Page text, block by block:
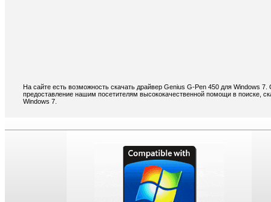
На сайте есть возможность скачать драйвер Genius G-Pen 450 для Windows
предоставление нашим посетителям высококачественной помощи в поиске,
Windows 7.